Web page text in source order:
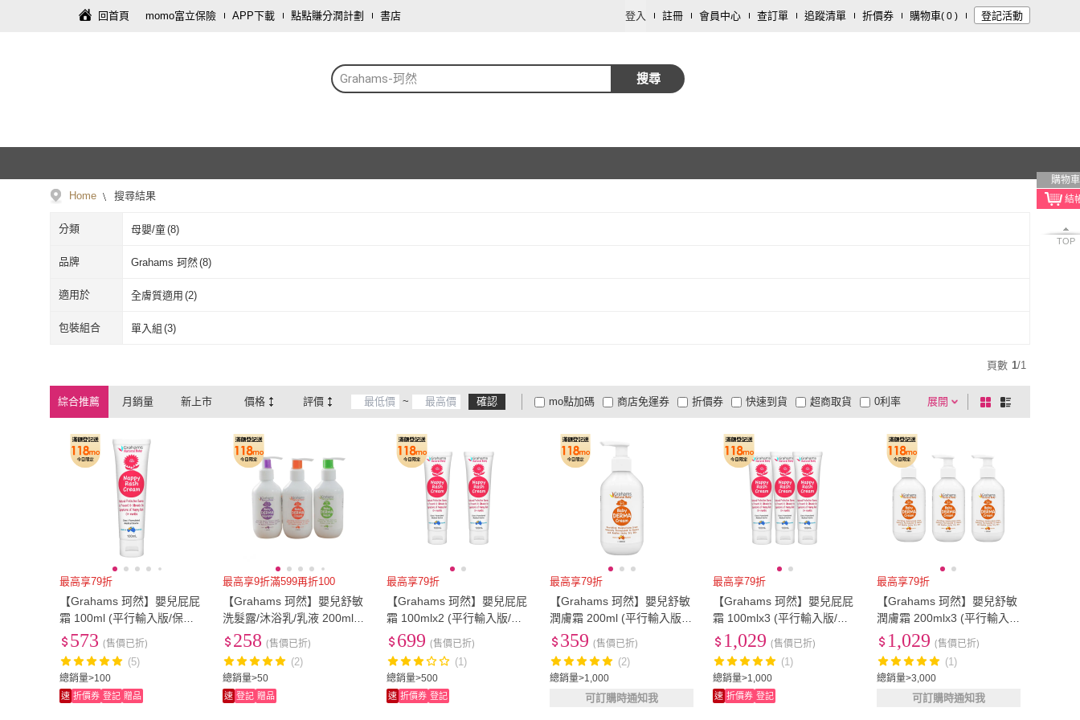
回首頁 momo富立保險 APP下載 點點賺分潤計劃 書店 登入 註冊 會員中心 查訂單 追蹤清單 折價券 購物車( 0 ) 登記活動
Grahams-珂然 搜尋
購物車
TOP
Home 搜尋結果
分類 母嬰/童(8)
品牌 Grahams 珂然(8)
Grahams 珂然
適用於 全膚質適用 (2)
全膚質適用
包裝組合 單入組 (3)
頁數 1/1
綜合推薦 月銷量 新上市 價格 評價 ~ 確認 展開
折價券
有影片
商品有量 電視購物
mo點加碼 快速到貨 超商取貨
低溫宅配
大家電安心配
大家電快配
商店免運券 0利率
貨到付款
及以上 3 及以上 及以上
棋
盤
列
最高享79折
【Grahams 珂然】嬰兒屁屁
霜 100ml (平行輸入版/保濕/
屁屁膏)
總銷量>100
573 (售價已折)
(5)
速 折價券 登記 贈品
最高享9折滿599再折100
【Grahams 珂然】嬰兒舒敏
洗髮露/沐浴乳/乳液 200ml
(澳洲專業肌膚護理第一品牌)
總銷量>50
258 (售價已折)
(2)
速 登記 贈品
最高享79折
【Grahams 珂然】嬰兒屁屁
霜 100mlx2 (平行輸入版/保
濕/屁屁膏)
總銷量>500
699 (售價已折)
(1)
速 折價券 登記
最高享79折
【Grahams 珂然】嬰兒舒敏
潤膚霜 200ml (平行輸入版/
保濕霜/保濕乳液)
總銷量>1,000
359 (售價已折)
(2)
可訂購時通知我
最高享79折
【Grahams 珂然】嬰兒屁屁
霜 100mlx3 (平行輸入版/保
濕/屁屁膏)
總銷量>1,000
1,029 (售價已折)
(1)
速 折價券 登記
最高享79折
【Grahams 珂然】嬰兒舒敏
潤膚霜 200mlx3 (平行輸入
版/保濕霜/保濕乳液)
總銷量>3,000
1,029 (售價已折)
(1)
可訂購時通知我